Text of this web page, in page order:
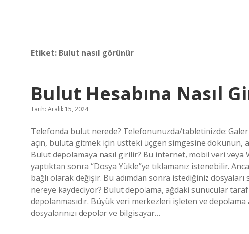
Etiket: Bulut nasıl görünür
Bulut Hesabına Nasıl
Tarih: Aralık 15, 2024
Telefonda bulut nerede? Telefonunuzda/tabletinizde:
açın, buluta gitmek için üstteki üçgen simgesine dokunun,
Bulut depolamaya nasıl girilir? Bu internet, mobil veri veya
yaptıktan sonra “Dosya Yükle”ye tıklamanız istenebilir.
bağlı olarak değişir. Bu adımdan sonra istediğiniz
nereye kaydediyor? Bulut depolama, ağdaki sunucular
depolanmasıdır. Büyük veri merkezleri işleten ve
dosyalarınızı depolar ve bilgisayar…